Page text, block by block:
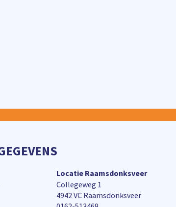
Locatie Raamsdonksveer
Collegeweg 1
4942 VC Raamsdonksveer